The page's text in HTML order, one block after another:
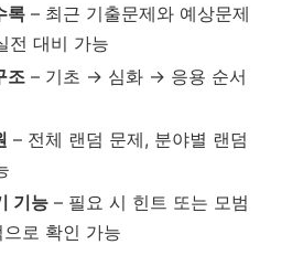
록 – 최근 기출문제와 예상문제
전 대비 가능
조 – 기초 → 심화 → 응용 순서
– 전체 랜덤 문제, 분야별 랜덤
기능 – 필요 시 힌트 또는 모범
로 확인 가능